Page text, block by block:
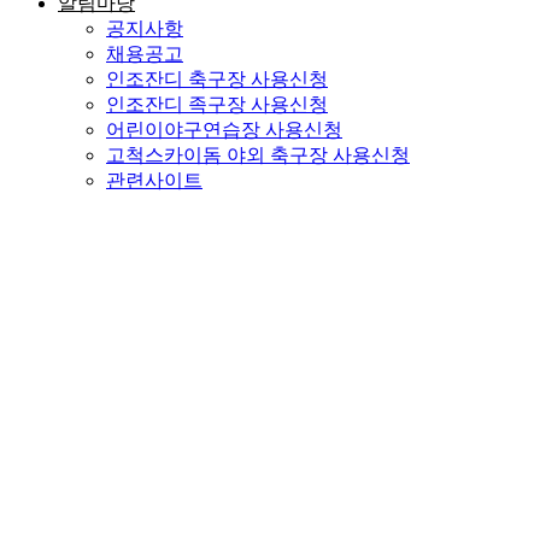
공지사항
채용공고
인조잔디 축구장 사용신청
인조잔디 족구장 사용신청
어린이야구연습장 사용신청
고척스카이돔 야외 축구장 사용신청
관련사이트